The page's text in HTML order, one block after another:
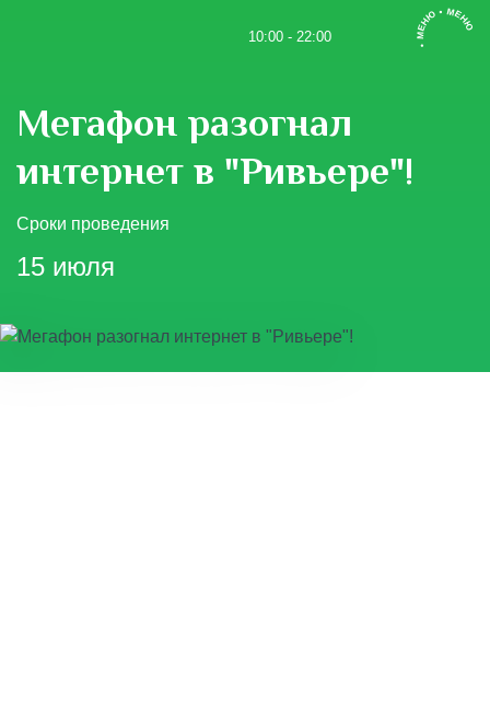
10:00 - 22:00 • МЕНЮ • МЕНЮ
Мегафон разогнал
интернет в "Ривьере"!
Сроки проведения
15 июля